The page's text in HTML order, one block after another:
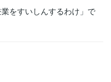
をすいしんするわけ」で